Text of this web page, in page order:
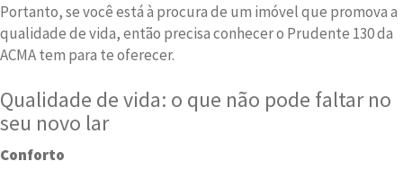
Portanto, se você está à procura de um imóvel que promova a
qualidade de vida, então precisa conhecer o Prudente 130 da
ACMA tem para te oferecer.
Qualidade de vida: o que não pode faltar no
seu novo lar
Conforto